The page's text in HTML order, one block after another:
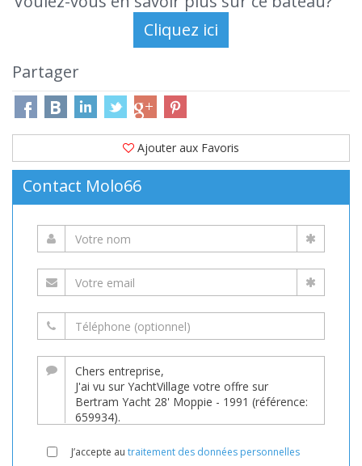
Partager
Ajouter aux Favoris
Contact Molo66
J’accepte au traitement des données personnelles